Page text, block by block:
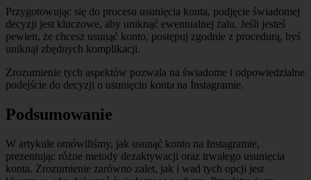
Przygotowując się do procesu usunięcia konta, podjęcie świadomej
decyzji jest kluczowe, aby uniknąć ewentualnej żalu. Jeśli jesteś
pewien, że chcesz usunąć konto, postępuj zgodnie z procedurą, byś
uniknął zbędnych komplikacji.
Zrozumienie tych aspektów pozwala na świadome i odpowiedzialne
podejście do decyzji o usunięciu konta na Instagramie.
Podsumowanie
W artykule omówiliśmy, jak usunąć konto na Instagramie,
prezentując różne metody dezaktywacji oraz trwałego usunięcia
konta. Zrozumienie zarówno zalet, jak i wad tych opcji jest